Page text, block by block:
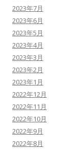
2023年7月
2023年6月
2023年5月
2023年4月
2023年3月
2023年2月
2023年1月
2022年12月
2022年11月
2022年10月
2022年9月
2022年8月